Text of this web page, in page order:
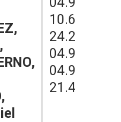
10.687.741
24.283.399
04.921.827
04.929.897
21.485.725